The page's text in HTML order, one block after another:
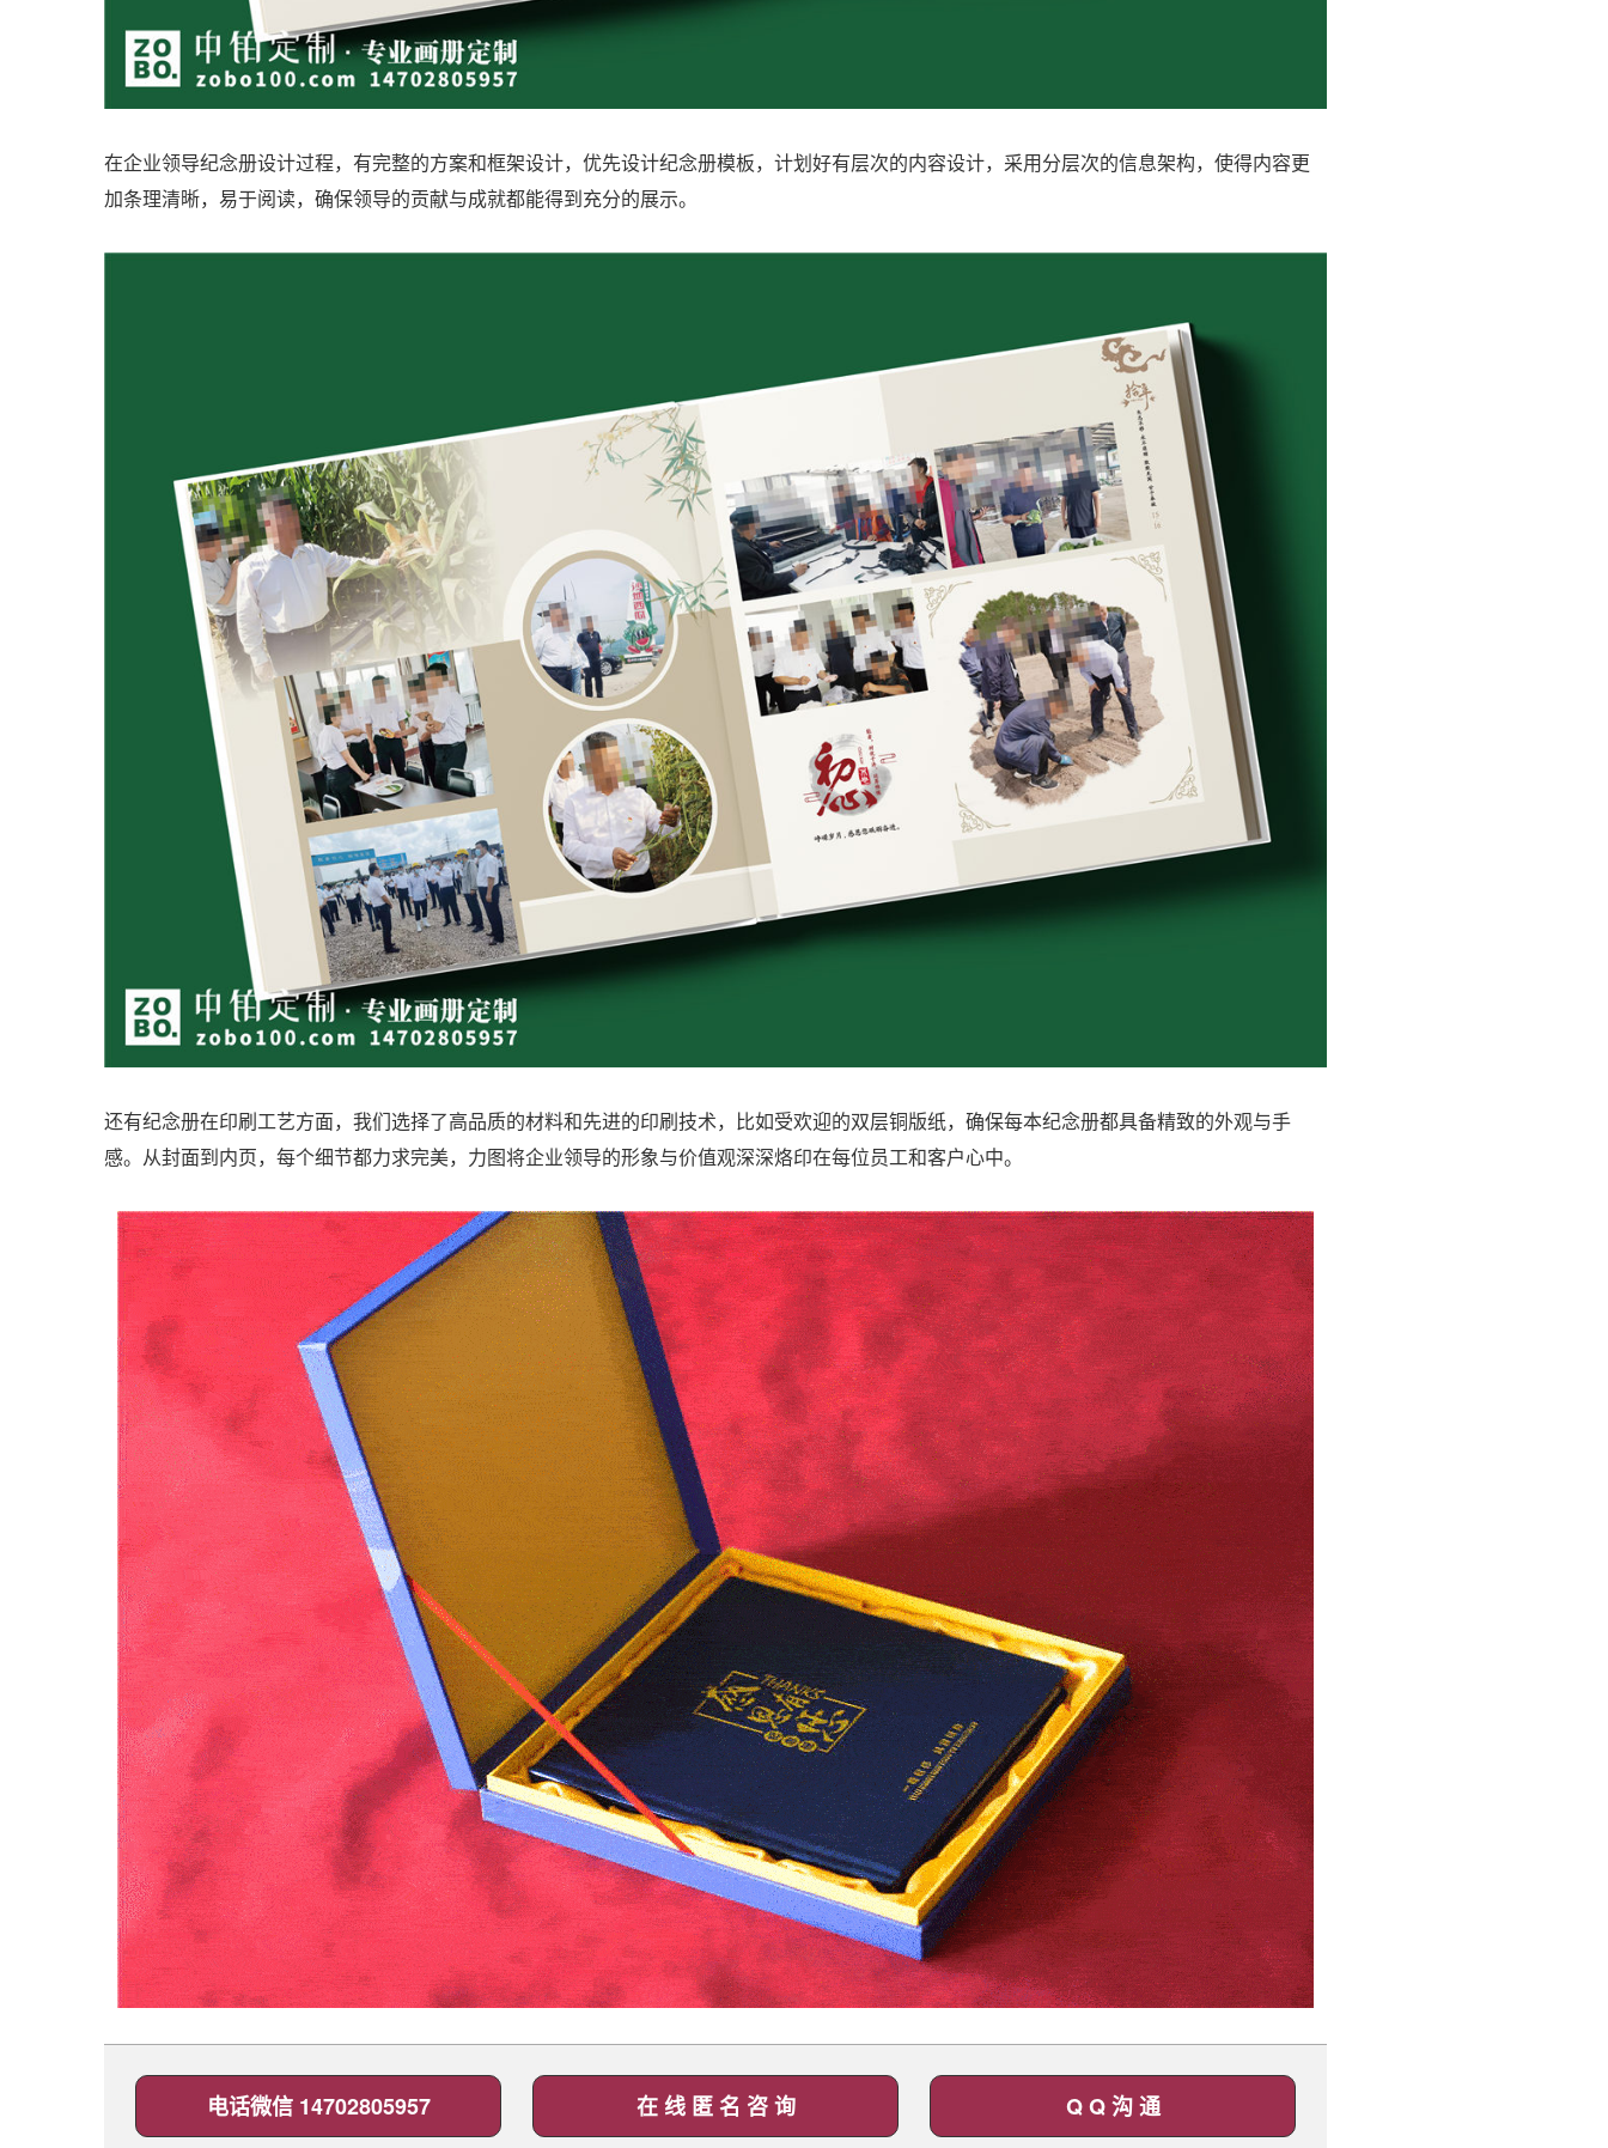
在企业领导纪念册设计过程，有完整的方案和框架设计，优先设计纪念册模板，计划好有层次的内容设计，采用分层次的信息架构，使得内容更
加条理清晰，易于阅读，确保领导的贡献与成就都能得到充分的展示。
还有纪念册在印刷工艺方面，我们选择了高品质的材料和先进的印刷技术，比如受欢迎的双层铜版纸，确保每本纪念册都具备精致的外观与手
感。从封面到内页，每个细节都力求完美，力图将企业领导的形象与价值观深深烙印在每位员工和客户心中。
电话微信 14702805957 在 线 匿 名 咨 询 Q Q 沟 通